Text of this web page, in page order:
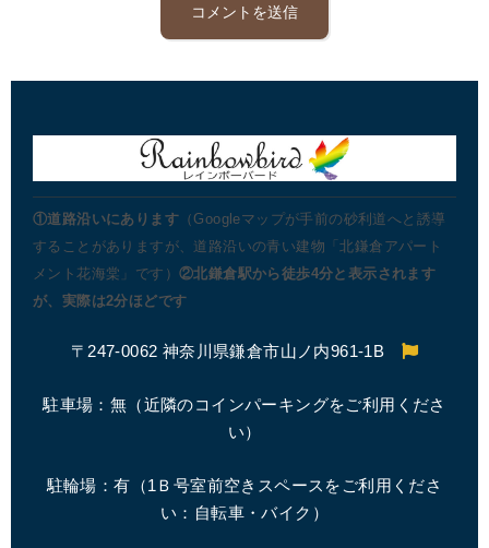
①道路沿いにあります （Googleマップが手前の砂利道へと誘導
することがありますが、道路沿いの青い建物「北鎌倉アパート
メント花海棠」です） ②北鎌倉駅から徒歩4分と表示されます
が、実際は2分ほどです
〒247-0062 神奈川県鎌倉市山ノ内961-1B
駐車場：無（近隣のコインパーキングをご利用くださ
い）
駐輪場：有（1Ｂ号室前空きスペースをご利用くださ
い：自転車・バイク）